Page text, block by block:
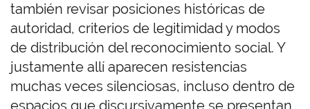
también revisar posiciones históricas de
autoridad, criterios de legitimidad y modos
de distribución del reconocimiento social. Y
justamente allí aparecen resistencias
muchas veces silenciosas, incluso dentro de
espacios que discursivamente se presentan